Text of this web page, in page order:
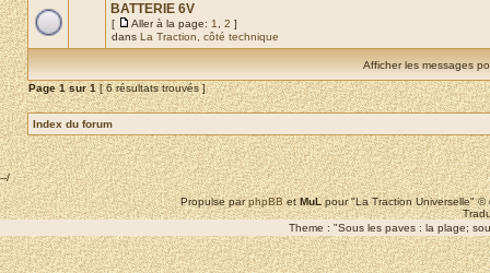
BATTERIE 6V
[ Aller à la page: 1 2 ]
dans La Traction, côté technique
Afficher les messages
Page1sur1[ 6 résultats trouvés ]
Index du forum
--/
Propulse parphpBBetMuLpour "La Traction Universelle"
Theme : "Sous les paves : la plage;